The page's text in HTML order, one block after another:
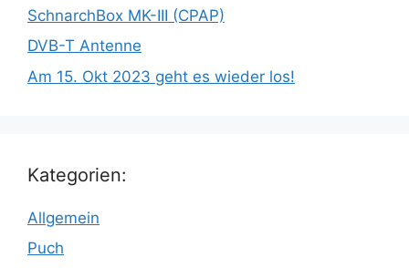
SchnarchBox MK-III (CPAP)
DVB-T Antenne
Am 15. Okt 2023 geht es wieder los!
Kategorien:
Allgemein
Puch